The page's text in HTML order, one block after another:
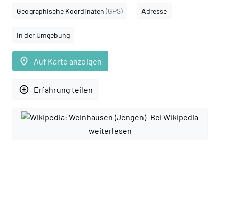
Geographische Koordinaten (GPS) Adresse
In der Umgebung
place Auf Karte anzeigen
add_circle_outline Erfahrung teilen
Bei Wikipedia
weiterlesen